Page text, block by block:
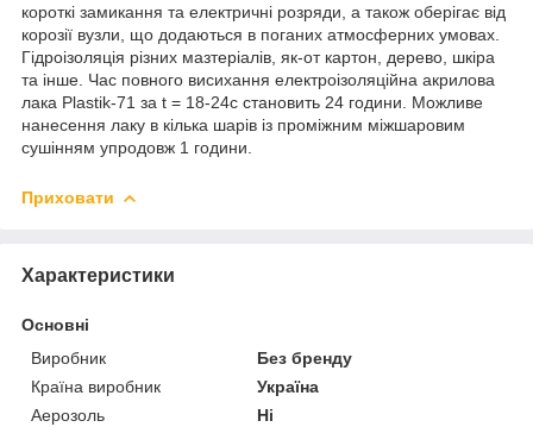
короткі замикання та електричні розряди, а також оберігає від
корозії вузли, що додаються в поганих атмосферних умовах.
Гідроізоляція різних мазтеріалів, як-от картон, дерево, шкіра
та інше. Час повного висихання електроізоляційна акрилова
лака Plastik-71 за t = 18-24c становить 24 години. Можливе
нанесення лаку в кілька шарів із проміжним міжшаровим
сушінням упродовж 1 години.
Приховати
Характеристики
Основні
Виробник
Без бренду
Країна виробник
Україна
Аерозоль
Ні